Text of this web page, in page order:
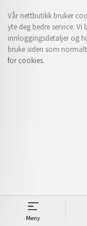
Meny
Vår nettbutikk bruker
yte deg bedre service.
innloggingsdetaljer og
bruke siden som
for cookies.